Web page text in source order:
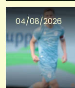
04/08/2026